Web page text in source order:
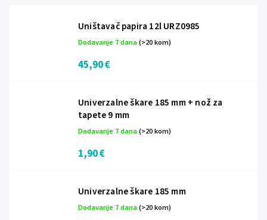
Uništavač papira 12l URZ0985
Dodavanje 7 dana(>20 kom)
45,90 €
Univerzalne škare 185 mm + nož za
tapete 9 mm
Dodavanje 7 dana(>20 kom)
1,90 €
Univerzalne škare 185 mm
Dodavanje 7 dana(>20 kom)